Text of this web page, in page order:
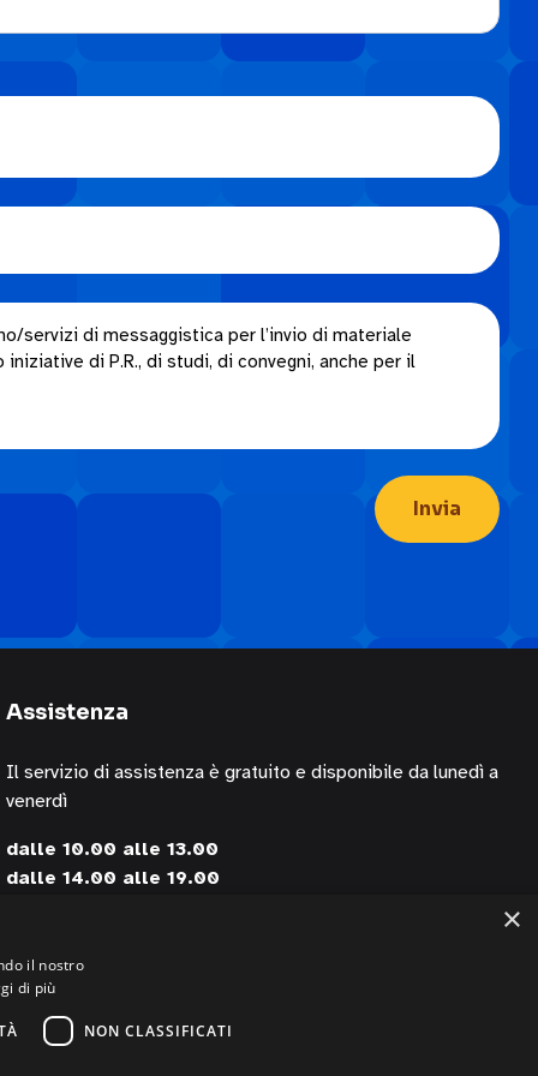
servizi di messaggistica per l’invio di materiale
di P.R., di studi, di convegni, anche per il
Assistenza
Il servizio di assistenza è gratuito e disponibile da lunedì a
venerdì
dalle 10.00 alle 13.00
dalle 14.00 alle 19.00
+39 02 30076303
×
il nostro
di più
NON CLASSIFICATI